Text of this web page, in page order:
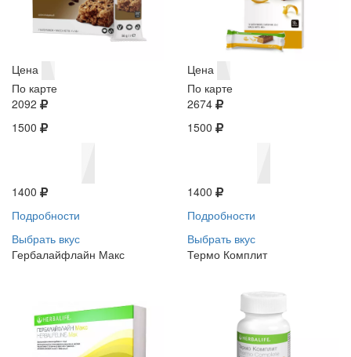
Цена
По карте
2092
1500
1400
Подробности
Выбрать вкус
Цена
По карте
2674
1500
1400
Подробности
Выбрать вкус
Гербалайфлайн Макс
Термо Комплит